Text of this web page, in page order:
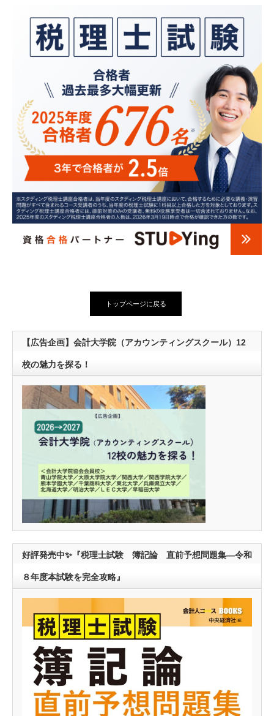
トップページに戻る
【広告企画】会計大学院（アカウンティングスクール）12
校の魅力を探る！
好評発売中✨『税理士試験 簿記論 直前予想問題集―令和
８年度本試験を完全攻略』